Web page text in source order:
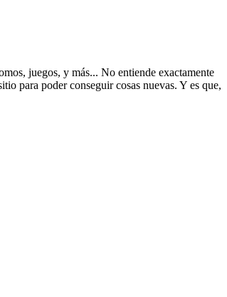
juegos, y más... No entiende exactamente
para poder conseguir cosas nuevas. Y es que,